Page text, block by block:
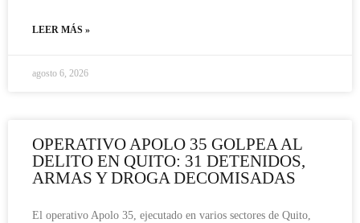
LEER MÁS »
agosto 6, 2026
OPERATIVO APOLO 35 GOLPEA AL
DELITO EN QUITO: 31 DETENIDOS,
ARMAS Y DROGA DECOMISADAS
El operativo Apolo 35, ejecutado en varios sectores de Quito,